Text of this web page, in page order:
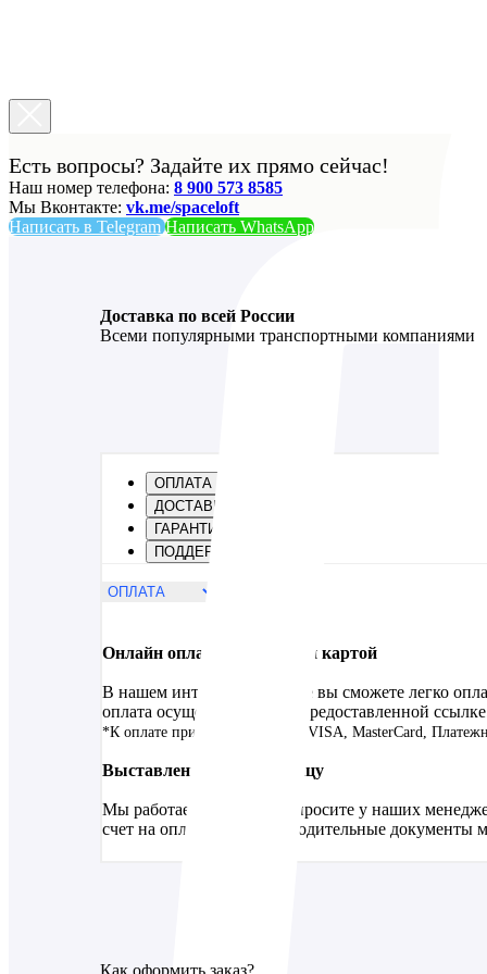
Есть вопросы? Задайте их прямо сейчас!
Наш номер телефона: 8 900 573 8585
Мы Вконтакте: vk.me/spaceloft
Написать в Telegram Написать WhatsApp
Доставка по всей России
Всеми популярными транспортными компаниями
ОПЛАТА
ДОСТАВКА
ГАРАНТИЯ
ПОДДЕРЖКА
Онлайн оплата банковской картой
В нашем интернет-магазине вы сможете легко
оплата осуществляется по предоставленной
*К оплате принимаются карты VISA, MasterCard,
Выставление счета юр.лицу
Мы работаем без НДС. Запросите у наших
счет на оплату, все сопроводительные